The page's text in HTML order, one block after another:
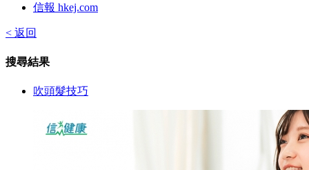
信報 hkej.com
< 返回
搜尋結果
吹頭髮技巧